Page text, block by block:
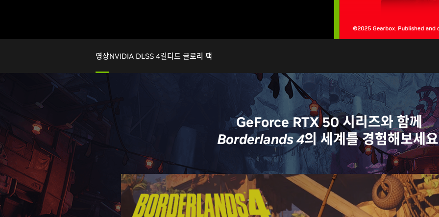
영상NVIDIA DLSS 4길디드 글로리 팩
GeForce RTX 50 시리즈와 함께
Borderlands 4의 세계를 경험해보세